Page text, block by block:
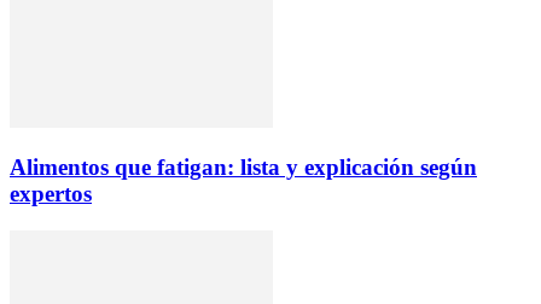
Alimentos que fatigan: lista y explicación según
expertos